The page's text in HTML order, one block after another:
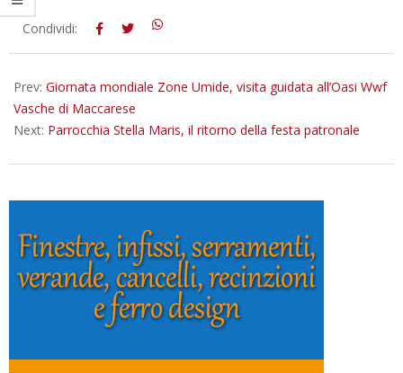
2023-
Condividi:
Prev: Giornata mondiale Zone Umide, visita guidata all’Oasi Wwf
Vasche di Maccarese
Next: Parrocchia Stella Maris, il ritorno della festa patronale